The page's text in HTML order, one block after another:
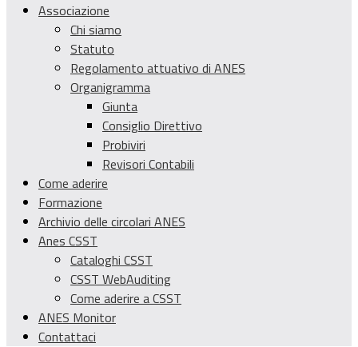
Associazione
Chi siamo
Statuto
Regolamento attuativo di ANES
Organigramma
Giunta
Consiglio Direttivo
Probiviri
Revisori Contabili
Come aderire
Formazione
Archivio delle circolari ANES
Anes CSST
Cataloghi CSST
CSST WebAuditing
Come aderire a CSST
ANES Monitor
Contattaci